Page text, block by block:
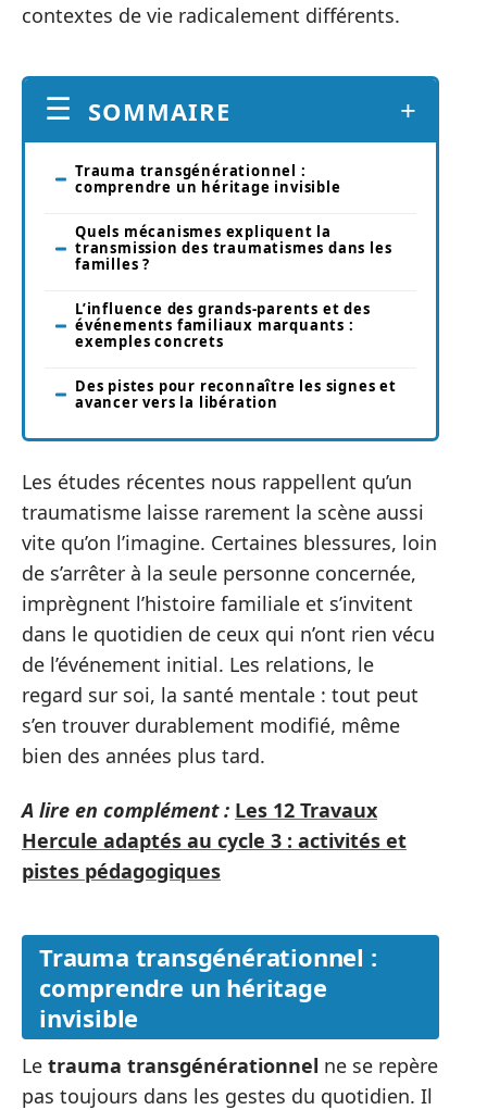
contextes de vie radicalement différents.
SOMMAIRE
Trauma transgénérationnel :
comprendre un héritage invisible
Quels mécanismes expliquent la
transmission des traumatismes dans les
familles ?
L’influence des grands-parents et des
événements familiaux marquants :
exemples concrets
Des pistes pour reconnaître les signes et
avancer vers la libération
Les études récentes nous rappellent qu’un
traumatisme laisse rarement la scène aussi
vite qu’on l’imagine. Certaines blessures, loin
de s’arrêter à la seule personne concernée,
imprègnent l’histoire familiale et s’invitent
dans le quotidien de ceux qui n’ont rien vécu
de l’événement initial. Les relations, le
regard sur soi, la santé mentale : tout peut
s’en trouver durablement modifié, même
bien des années plus tard.
A lire en complément : Les 12 Travaux
Hercule adaptés au cycle 3 : activités et
pistes pédagogiques
Trauma transgénérationnel :
comprendre un héritage
invisible
Le trauma transgénérationnel ne se repère
pas toujours dans les gestes du quotidien. Il